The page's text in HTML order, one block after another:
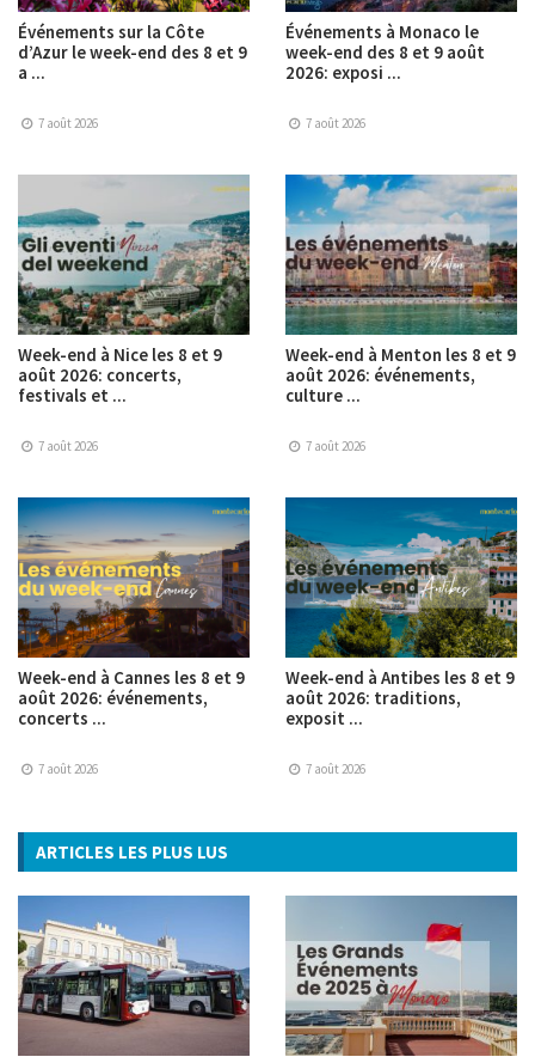
Événements sur la Côte
d’Azur le week-end des 8 et 9
a ...
7 août 2026
Événements à Monaco le
week-end des 8 et 9 août
2026: exposi ...
7 août 2026
Week-end à Nice les 8 et 9
août 2026: concerts,
festivals et ...
7 août 2026
Week-end à Menton les 8 et 9
août 2026: événements,
culture ...
7 août 2026
Week-end à Cannes les 8 et 9
août 2026: événements,
concerts ...
7 août 2026
Week-end à Antibes les 8 et 9
août 2026: traditions,
exposit ...
7 août 2026
ARTICLES LES PLUS LUS